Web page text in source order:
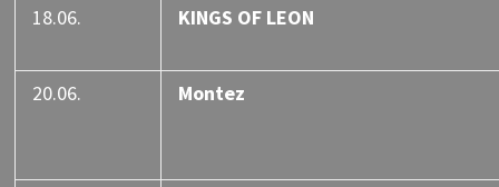
18.06. KINGS OF LEON
20.06. Montez